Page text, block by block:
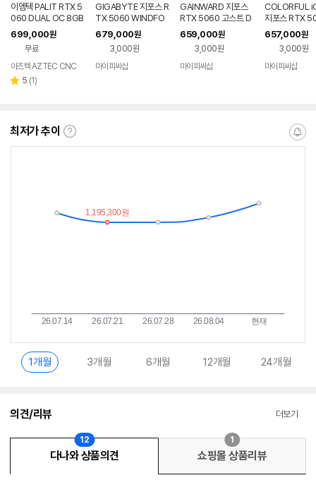
이엠텍 PALIT RTX 5
060 DUAL OC 8GB
GDDR7 그래픽카드
게이밍 VGA
699,000원
무료
아즈텍 AZTEC CNC
별 5 리
(1)
GIGABYTE 지포스 R
TX 5060 WINDFO
RCE OC D7 8GB 피
씨디렉트
679,000원
3,000원
마이피씨샵
GAINWARD 지포스
RTX 5060 고스트 D
7 8GB
659,000원
3,000원
마이피씨샵
COLORFUL
지포스 RTX
LTRA DUO
8GB 도우정보
657,000원
3,000원
마이피씨샵
최저가 추이
최
알
1개월 3개월 6개월 12개월 24개월
의견/리뷰 더보기
다나와 상품의견
12
쇼핑몰 상품리뷰
1